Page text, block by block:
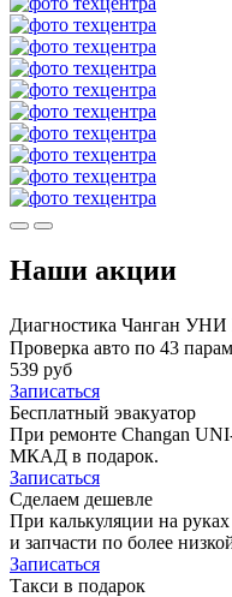
Наши акции
Диагностика Чанган УНИ
Проверка авто по 43
539 руб
Записаться
Бесплатный эвакуатор
При ремонте Changan
МКАД в подарок.
Записаться
Сделаем дешевле
При калькуляции на
и запчасти по более
Записаться
Такси в подарок